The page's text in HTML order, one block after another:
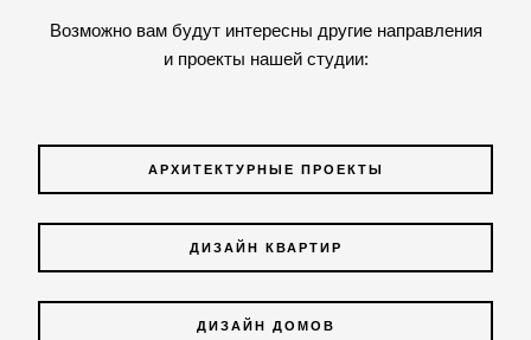
Возможно вам будут интересны другие направления
и проекты нашей студии:
АРХИТЕКТУРНЫЕ ПРОЕКТЫ
ДИЗАЙН КВАРТИР
ДИЗАЙН ДОМОВ